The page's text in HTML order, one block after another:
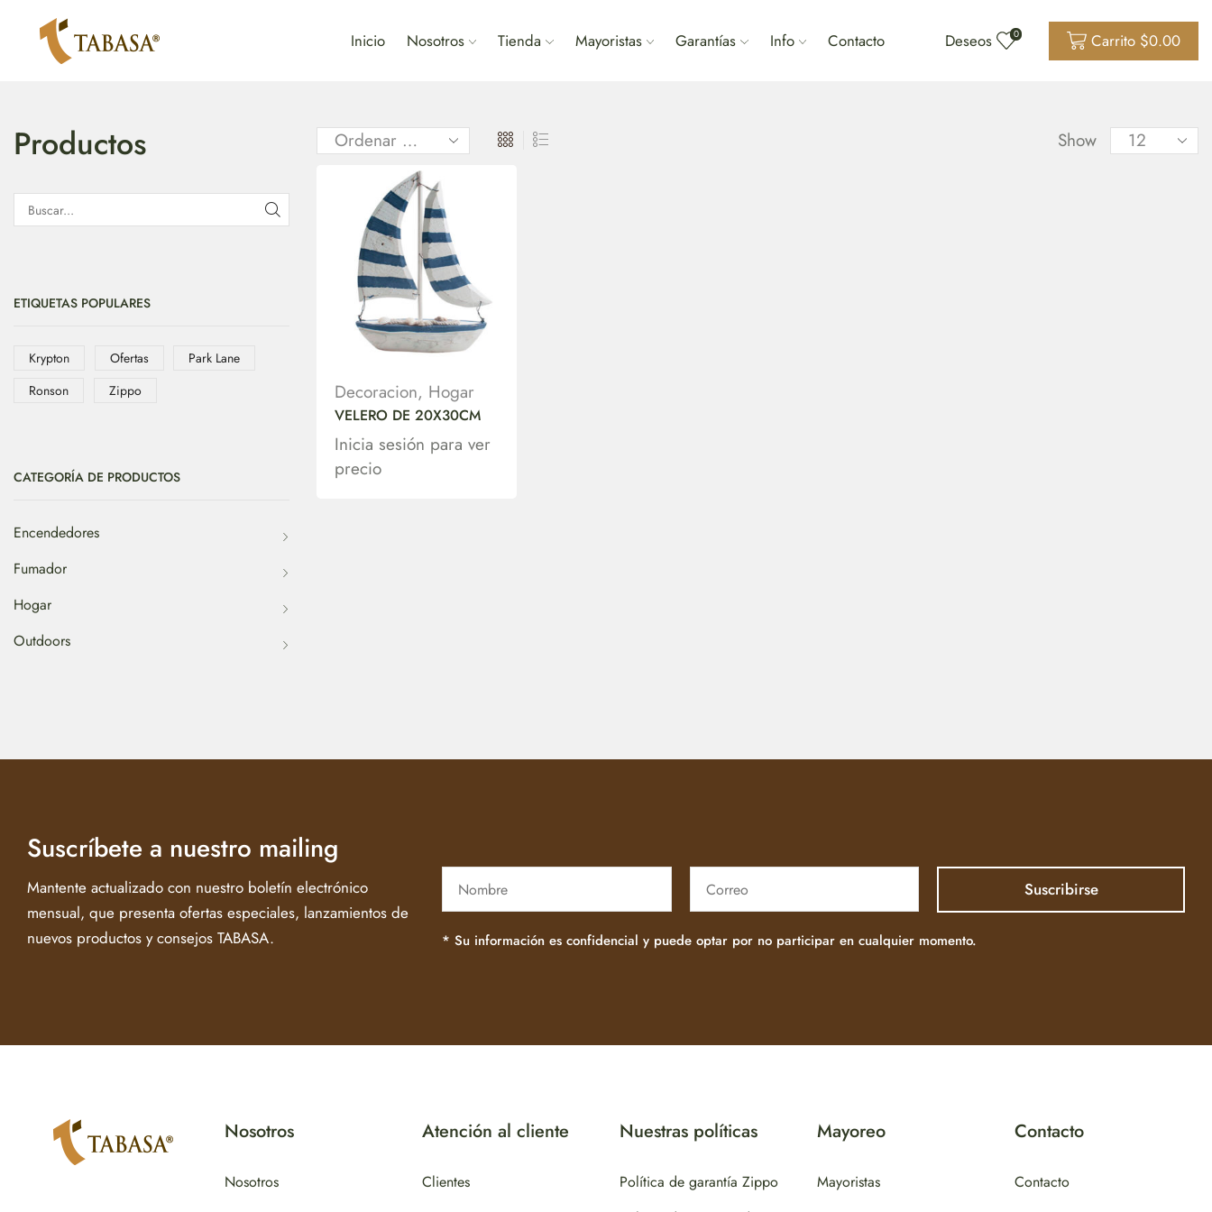
Inicio Nosotros Tienda Mayoristas Garantías Info Contacto Deseos 0 Carrito $0.00
Show
Decoracion, Hogar
VELERO DE 20X30CM
Inicia sesión para ver
precio
Productos
ETIQUETAS POPULARES
Krypton Ofertas
Park Lane
Ronson
Zippo
CATEGORÍA DE PRODUCTOS
Encendedores
Fumador
Hogar
Outdoors
Suscríbete a nuestro mailing
Mantente actualizado con nuestro boletín electrónico
mensual, que presenta ofertas especiales, lanzamientos de
nuevos productos y consejos TABASA.
* Su información es confidencial y puede optar por no participar en cualquier momento.
Nosotros
Nosotros
Atención al cliente
Clientes
Nuestras políticas
Política de garantía Zippo
Mayoreo
Mayoristas
Contacto
Contacto